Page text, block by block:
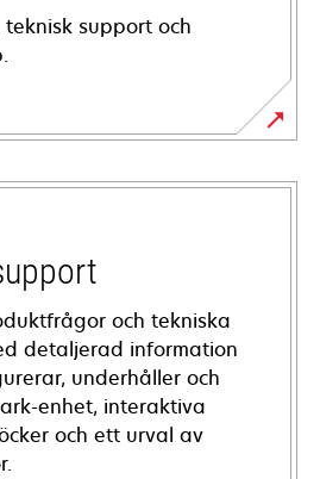
support och
och tekniska
detaljerad information
underhåller och
enhet, interaktiva
och ett urval av